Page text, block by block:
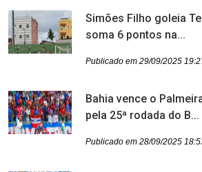
Simões Filho goleia
soma 6 pontos na...
Publicado em 29/09/2025
Bahia vence o
pela 25ª rodada do B...
Publicado em 28/09/2025